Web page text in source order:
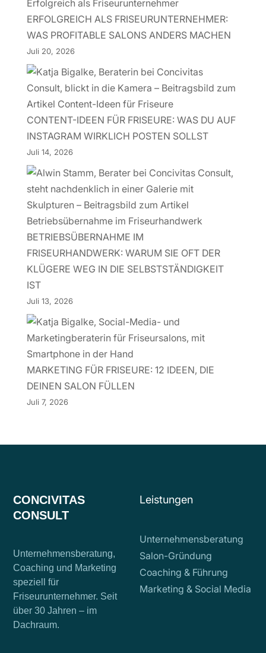
ERFOLGREICH ALS FRISEURUNTERNEHMER:
WAS PROFITABLE SALONS ANDERS MACHEN
Juli 20, 2026
CONTENT-IDEEN FÜR FRISEURE: WAS DU AUF
INSTAGRAM WIRKLICH POSTEN SOLLST
Juli 14, 2026
BETRIEBSÜBERNAHME IM
FRISEURHANDWERK: WARUM SIE OFT DER
KLÜGERE WEG IN DIE SELBSTSTÄNDIGKEIT
IST
Juli 13, 2026
MARKETING FÜR FRISEURE: 12 IDEEN, DIE
DEINEN SALON FÜLLEN
Juli 7, 2026
CONCIVITAS
CONSULT
Unternehmensberatung,
Coaching und Marketing
speziell für
Friseurunternehmer. Seit
über 30 Jahren – im
Dachraum.
Leistungen
Unternehmensberatung
Salon-Gründung
Coaching & Führung
Marketing & Social Media